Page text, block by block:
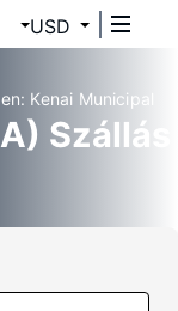
USD
Kenai Municipal
Szállás